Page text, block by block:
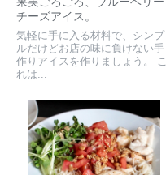
チーズアイス。
気軽に手に入る材料で、シンプ
ルだけどお店の味に負けない手
作りアイスを作りましょう。 こ
れは...